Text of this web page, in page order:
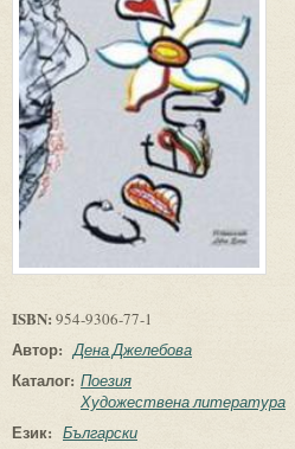
ISBN: 954-9306-77-1
Автор: Дена Джелебова
Каталог: Поезия
Художествена литература
Език: Български